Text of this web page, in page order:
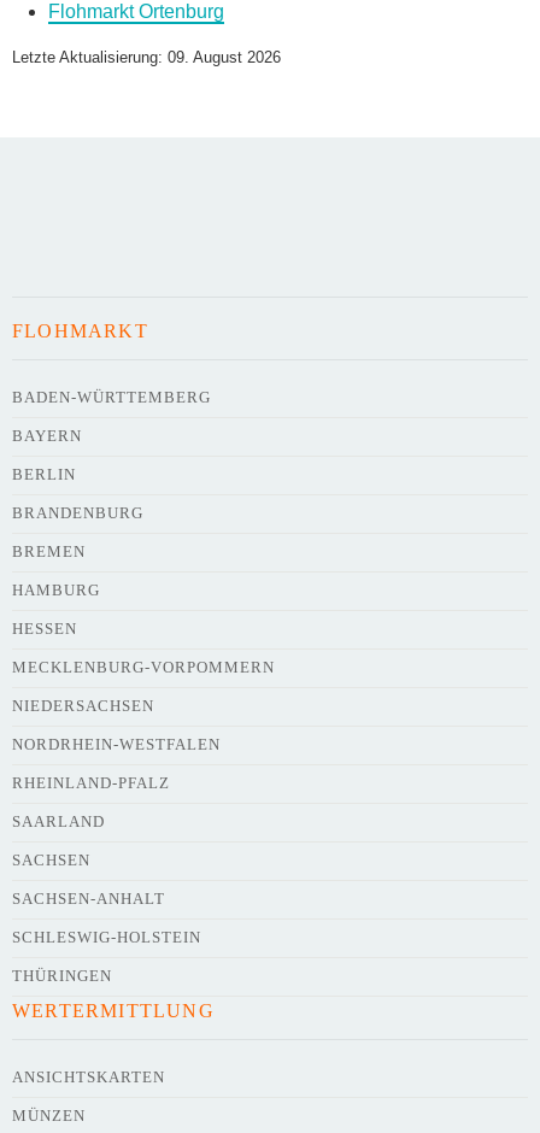
Name des Flohmarkts
Webseite
Kurze Beschreibung des Flohmarkts
Kontaktdaten des Veranstalters
Flohmarkt Ortenburg
Letzte Aktualisierung: 09. August 2026
FLOHMARKT
BADEN-WÜRTTEMBERG
BAYERN
BERLIN
BRANDENBURG
BREMEN
HAMBURG
HESSEN
MECKLENBURG-VORPOMMERN
NIEDERSACHSEN
NORDRHEIN-WESTFALEN
RHEINLAND-PFALZ
SAARLAND
SACHSEN
SACHSEN-ANHALT
SCHLESWIG-HOLSTEIN
THÜRINGEN
WERTERMITTLUNG
ANSICHTSKARTEN
MÜNZEN